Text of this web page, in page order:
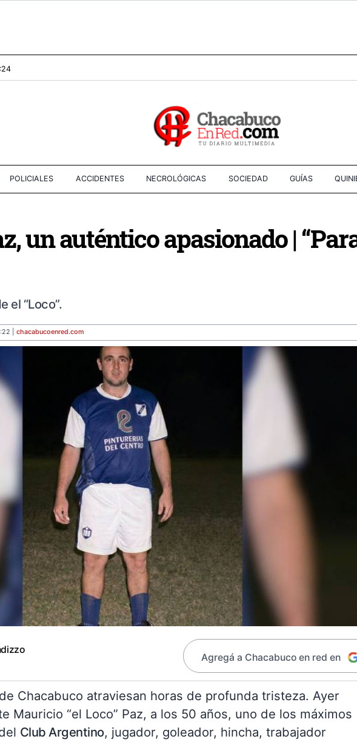
POLICIALES ACCIDENTES NECROLÓGICAS SOCIEDAD GUÍAS
un auténtico apasionado |
el “Loco”.
| chacabucoenred.com
Agregá a Chacabuco en red en
Chacabuco atraviesan horas de profunda tristeza. Ayer
Mauricio “el Loco” Paz, a los 50 años, uno de los máximos
Club Argentino, jugador, goleador, hincha, trabajador